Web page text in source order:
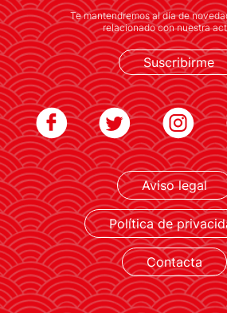
LEER MÁS
Te mantendremos al día de
relacionado con nuestra
Suscribirme
Aviso legal
Política de
Contacta